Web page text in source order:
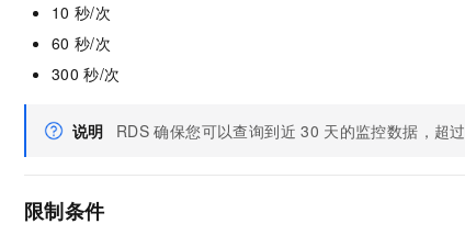
10 秒/次
60 秒/次
300 秒/次
说明 RDS 确保您可以查询到近 30 天的监控数据，超过
限制条件